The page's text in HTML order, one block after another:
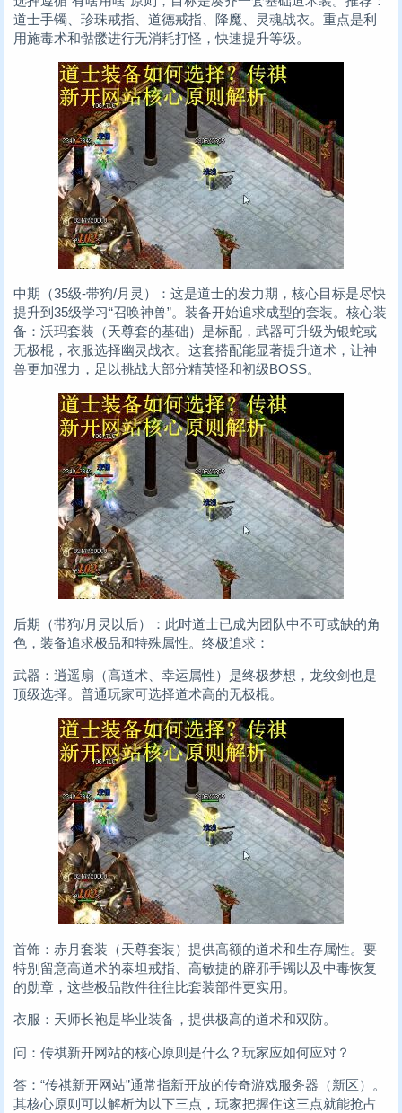
道士手镯、珍珠戒指、道德戒指、降魔、灵魂战衣。重点是利
用施毒术和骷髅进行无消耗打怪，快速提升等级。
中期（35级-带狗/月灵）：这是道士的发力期，核心目标是尽快
提升到35级学习“召唤神兽”。装备开始追求成型的套装。核心装
备：沃玛套装（天尊套的基础）是标配，武器可升级为银蛇或
无极棍，衣服选择幽灵战衣。这套搭配能显著提升道术，让神
兽更加强力，足以挑战大部分精英怪和初级BOSS。
后期（带狗/月灵以后）：此时道士已成为团队中不可或缺的角
色，装备追求极品和特殊属性。终极追求：
武器：逍遥扇（高道术、幸运属性）是终极梦想，龙纹剑也是
顶级选择。普通玩家可选择道术高的无极棍。
首饰：赤月套装（天尊套装）提供高额的道术和生存属性。要
特别留意高道术的泰坦戒指、高敏捷的辟邪手镯以及中毒恢复
的勋章，这些极品散件往往比套装部件更实用。
衣服：天师长袍是毕业装备，提供极高的道术和双防。
问：传祺新开网站的核心原则是什么？玩家应如何应对？
答：“传祺新开网站”通常指新开放的传奇游戏服务器（新区）。
其核心原则可以解析为以下三点，玩家把握住这三点就能抢占